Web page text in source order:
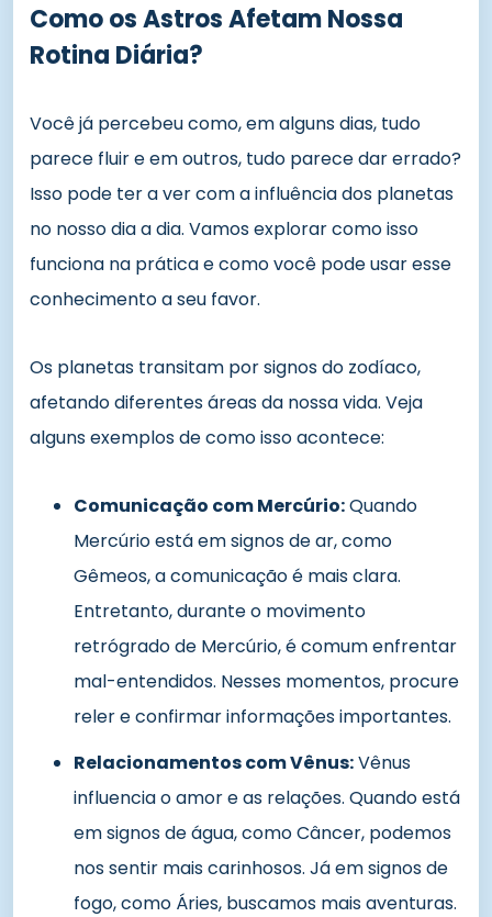
Como os Astros Afetam Nossa
Rotina Diária?
Você já percebeu como, em alguns dias, tudo
parece fluir e em outros, tudo parece dar errado?
Isso pode ter a ver com a influência dos planetas
no nosso dia a dia. Vamos explorar como isso
funciona na prática e como você pode usar esse
conhecimento a seu favor.
Os planetas transitam por signos do zodíaco,
afetando diferentes áreas da nossa vida. Veja
alguns exemplos de como isso acontece:
Comunicação com Mercúrio:Quando
Mercúrio está em signos de ar, como
Gêmeos, a comunicação é mais clara.
Entretanto, durante o movimento
retrógrado de Mercúrio, é comum enfrentar
mal-entendidos. Nesses momentos, procure
reler e confirmar informações importantes.
Relacionamentos com Vênus:Vênus
influencia o amor e as relações. Quando está
em signos de água, como Câncer, podemos
nos sentir mais carinhosos. Já em signos de
fogo, como Áries, buscamos mais aventuras.